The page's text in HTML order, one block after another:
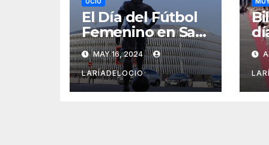
El Día del Fútbol
Femenino en San
Mamés
MAY 16, 2024
LARÍADELOCIO